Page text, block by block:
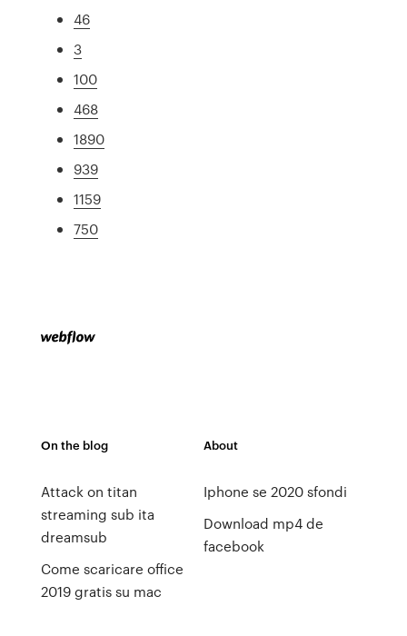
46
3
100
468
1890
939
1159
750
On the blog
Attack on titan
streaming sub ita
dreamsub
Come scaricare office
2019 gratis su mac
About
Iphone se 2020 sfondi
Download mp4 de
facebook